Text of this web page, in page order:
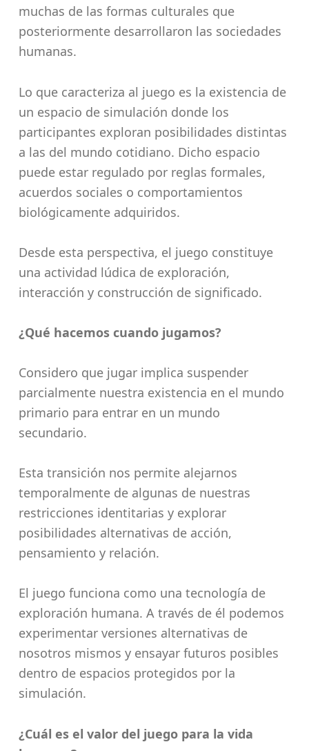
muchas de las formas culturales que
posteriormente desarrollaron las sociedades
humanas.
Lo que caracteriza al juego es la existencia de
un espacio de simulación donde los
participantes exploran posibilidades distintas
a las del mundo cotidiano. Dicho espacio
puede estar regulado por reglas formales,
acuerdos sociales o comportamientos
biológicamente adquiridos.
Desde esta perspectiva, el juego constituye
una actividad lúdica de exploración,
interacción y construcción de significado.
¿Qué hacemos cuando jugamos?
Considero que jugar implica suspender
parcialmente nuestra existencia en el mundo
primario para entrar en un mundo
secundario.
Esta transición nos permite alejarnos
temporalmente de algunas de nuestras
restricciones identitarias y explorar
posibilidades alternativas de acción,
pensamiento y relación.
El juego funciona como una tecnología de
exploración humana. A través de él podemos
experimentar versiones alternativas de
nosotros mismos y ensayar futuros posibles
dentro de espacios protegidos por la
simulación.
¿Cuál es el valor del juego para la vida